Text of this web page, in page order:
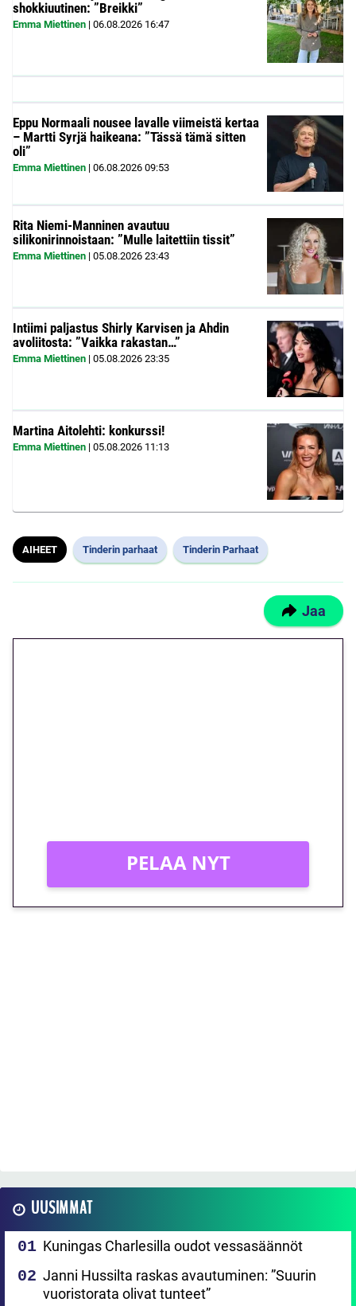
shokkiuutinen: ”Breikki”
Emma Miettinen | 06.08.2026 16:47
Eppu Normaali nousee lavalle viimeistä kertaa
– Martti Syrjä haikeana: ”Tässä tämä sitten
oli”
Emma Miettinen | 06.08.2026 09:53
Rita Niemi-Manninen avautuu
silikonirinnoistaan: ”Mulle laitettiin tissit”
Emma Miettinen | 05.08.2026 23:43
Intiimi paljastus Shirly Karvisen ja Ahdin
avoliitosta: ”Vaikka rakastan…”
Emma Miettinen | 05.08.2026 23:35
Martina Aitolehti: konkurssi!
Emma Miettinen | 05.08.2026 11:13
AIHEET Tinderin parhaat Tinderin Parhaat
Jaa
PELAA NYT
UUSIMMAT
Kuningas Charlesilla oudot vessasäännöt
Janni Hussilta raskas avautuminen: ”Suurin
vuoristorata olivat tunteet”